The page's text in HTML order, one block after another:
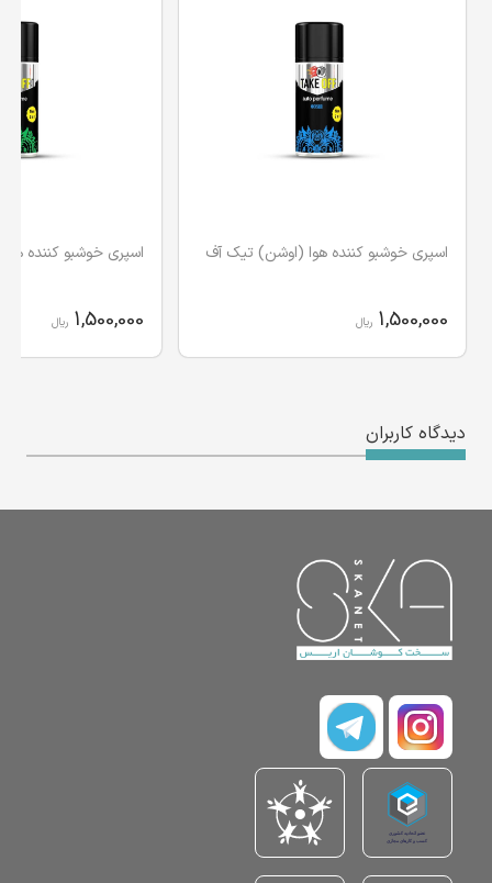
اسپری خوشبو کننده هوا (اوشن) تیک آف
1,500,000 ریال
اسپری خوشبو کننده
1,500,000 ریال
دیدگاه کاربران